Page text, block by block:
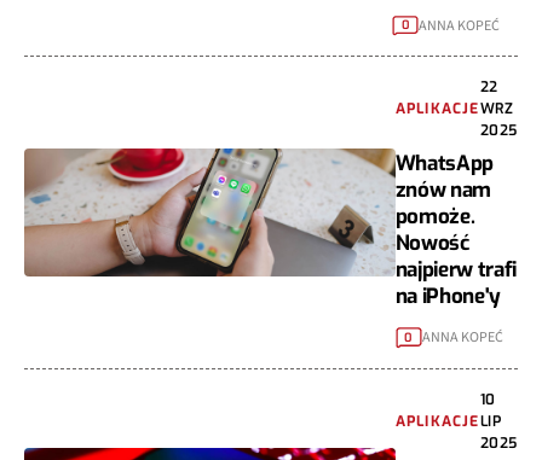
0 ANNA KOPEĆ
APLIKACJE
22
WRZ
2025
WhatsApp
znów nam
pomoże.
Nowość
najpierw trafi
na iPhone'y
0 ANNA KOPEĆ
APLIKACJE
10
LIP
2025